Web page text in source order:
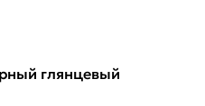
глянцевый